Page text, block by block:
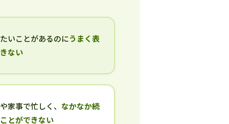
いことがあるのにうまく表
ない
家事で忙しく、なかなか続
とができない